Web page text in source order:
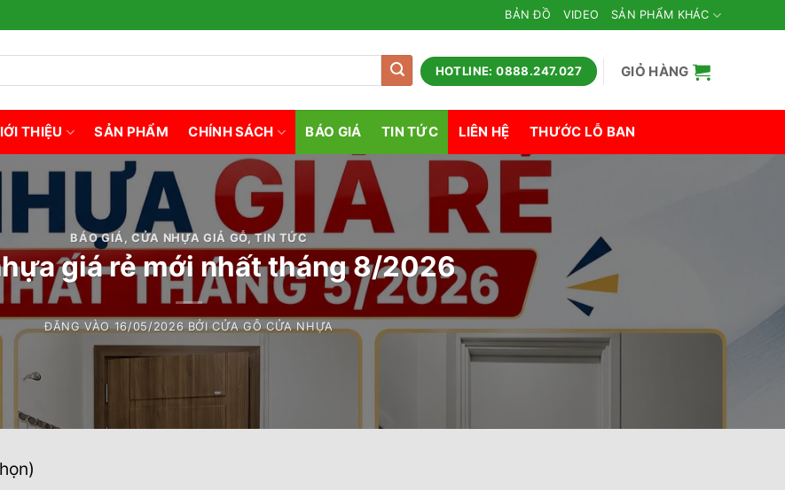
BẢN ĐỒ VIDEO SẢN PHẨM KHÁC
HOTLINE: 0888.247.027 GIỎ HÀNG
THIỆU SẢN PHẨM CHÍNH SÁCH BÁO GIÁ TIN TỨC LIÊN HỆ THƯỚC LỖ BAN
BÁO GIÁ ,CỬA NHỰA GIẢ GỖ,TIN TỨC
giá rẻ mới nhất tháng 8/2026
ĐĂNG VÀO16/05/2026 BỞICỬA GỖ CỬA NHỰA